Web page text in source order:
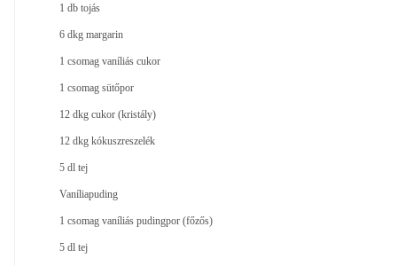
1 db tojás
6 dkg margarin
1 csomag vaníliás cukor
1 csomag sütőpor
12 dkg cukor (kristály)
12 dkg kókuszreszelék
5 dl tej
Vaníliapuding
1 csomag vaníliás pudingpor (főzős)
5 dl tej